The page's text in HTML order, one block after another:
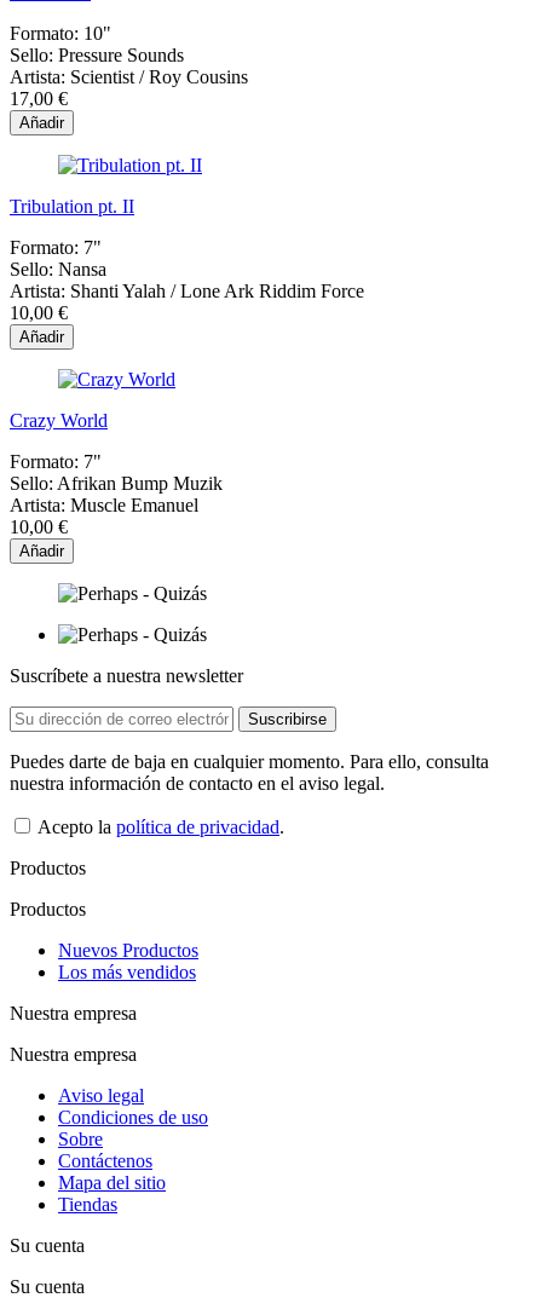
Formato: 10"
Sello: Pressure Sounds
Artista: Scientist / Roy Cousins
17,00 €
Añadir
Tribulation pt. II
Formato: 7"
Sello: Nansa
Artista: Shanti Yalah / Lone Ark Riddim Force
10,00 €
Añadir
Crazy World
Formato: 7"
Sello: Afrikan Bump Muzik
Artista: Muscle Emanuel
10,00 €
Añadir
Suscríbete a nuestra newsletter
Puedes darte de baja en cualquier momento. Para ello, consulta
nuestra información de contacto en el aviso legal.
Acepto la política de privacidad.
Productos
Productos
Nuevos Productos
Los más vendidos
Nuestra empresa
Nuestra empresa
Aviso legal
Condiciones de uso
Sobre
Contáctenos
Mapa del sitio
Tiendas
Su cuenta
Su cuenta